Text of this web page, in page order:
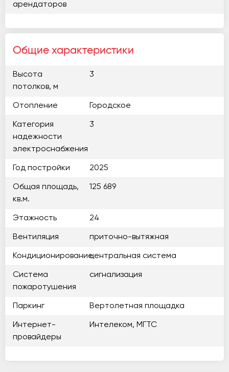
арендаторов
Общие характеристики
Высота
потолков, м
3
Отопление Городское
Категория
надежности
электроснабжения
3
Год постройки 2025
Общая площадь,
кв.м.
125 689
Этажность 24
Вентиляция приточно-вытяжная
Кондиционированиецентральная система
Система
пожаротушения
сигнализация
Паркинг Вертолетная площадка
Интернет-
провайдеры
Интелеком, МГТС